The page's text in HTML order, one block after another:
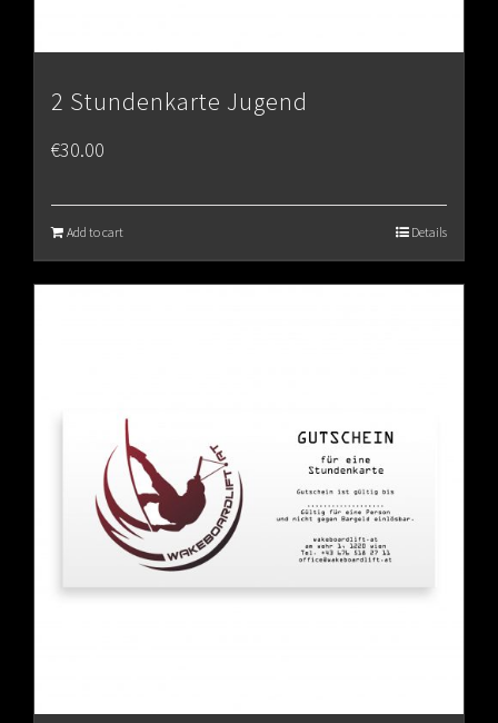
2 Stundenkarte Jugend
€30.00
Add to cart Details